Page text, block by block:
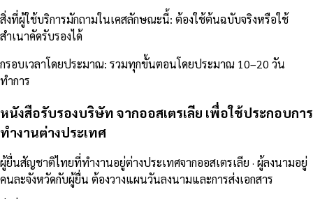
สิ่งที่ผู้ใช้บริการมักถามในเคสลักษณะนี้: ต้องใช้ต้นฉบับจริงหรือใช้
สำเนาคัดรับรองได้
กรอบเวลาโดยประมาณ: รวมทุกขั้นตอนโดยประมาณ 10–20 วัน
ทำการ
หนังสือรับรองบริษัท จากออสเตรเลีย เพื่อใช้ประกอบการ
ทำงานต่างประเทศ
ผู้ยื่นสัญชาติไทยที่ทำงานอยู่ต่างประเทศจากออสเตรเลีย · ผู้ลงนามอยู่
คนละจังหวัดกับผู้ยื่น ต้องวางแผนวันลงนามและการส่งเอกสาร